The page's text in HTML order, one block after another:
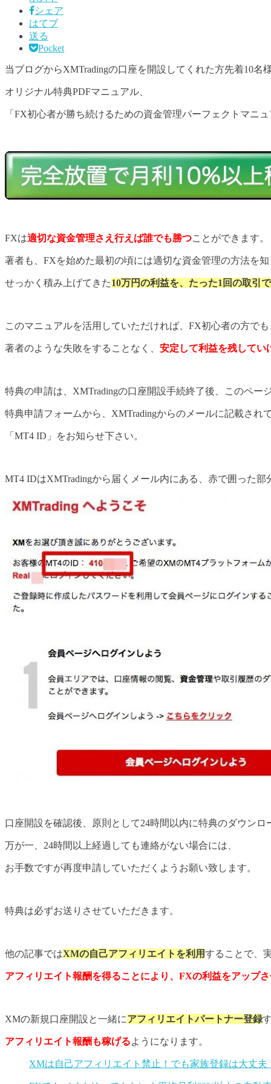
シェア
はてブ
送る
Pocket
当ブログからXMTradingの口座を開設してくれた方先着10名
オリジナル特典PDFマニュアル、
「FX初心者が勝ち続けるための資金管理パーフェクトマニ
FXは適切な資金管理さえ行えば誰でも勝つことができます。
著者も、FXを始めた最初の頃には適切な資金管理の方法を
せっかく積み上げてきた10万円の利益を、たった1回の取引
このマニュアルを活用していただければ、FX初心者の方でも
著者のような失敗をすることなく、 安定して利益を残してい
特典の申請は、XMTradingの口座開設手続終了後、このペー
特典申請フォームから、XMTradingからのメールに記載され
「MT4 ID」をお知らせ下さい。
MT4 IDはXMTradingから届くメール内にある、赤で囲った部
口座開設を確認後、原則として24時間以内に特典のダウン
万が一、24時間以上経過しても連絡がない場合には、
お手数ですが再度申請していただくようお願い致します。
特典は必ずお送りさせていただきます。
他の記事ではXMの自己アフィリエイトを利用することで、
アフィリエイト報酬を得ることにより、 FXの利益をアップ
XMの新規口座開設と一緒にアフィリエイトパートナー登録
アフィリエイト報酬も稼げるようになります。
XMは自己アフィリエイト禁止！でも家族登録は大丈夫